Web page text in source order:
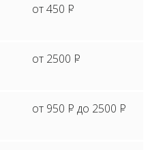
от 450 P
от 2500 P
от 950 P до 2500 P